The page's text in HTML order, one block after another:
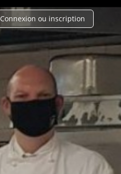
Connexion ou inscription